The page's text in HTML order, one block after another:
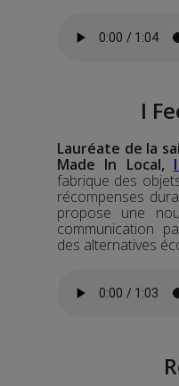
I
Lauréate de la
Made In Local,
fabrique des
récompenses
propose une
communication
des alternatives